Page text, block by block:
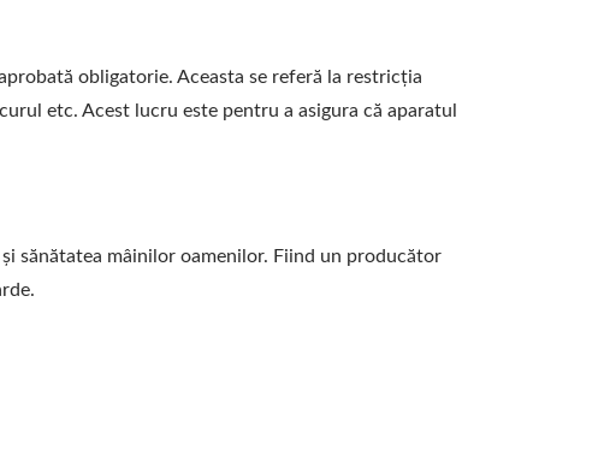
obligatorie. Aceasta se referă la restricția
etc. Acest lucru este pentru a asigura că aparatul
sănătatea mâinilor oamenilor. Fiind un producător